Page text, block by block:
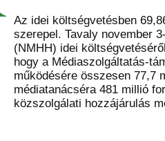
Az idei költségvetésben
szerepel. Tavaly november
(NMHH) idei
hogy a Médiaszolgáltatás-
működésére összesen 77,7
médiatanácséra 481 millió
közszolgálati hozzájárulás